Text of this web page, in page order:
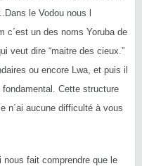
le Vodou nous l
c´est un des noms Yoruba de
veut dire “maitre des cieux.”
ou encore Lwa, et puis il
Cette structure
n´ai aucune difficulté à vous
fait comprendre que le